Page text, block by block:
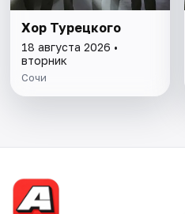
Хор Турецкого
18 августа 2026 •
вторник
Сочи